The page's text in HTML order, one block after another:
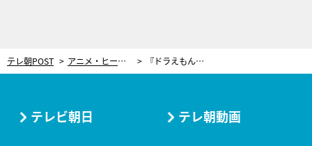
テレ朝POST アニメ・ヒーロー 『ドラえもん』恒例の大みそかSP！豪華3本立て＆大人気コーナーが1日限りの復活
テレビ朝日 テレ朝動画